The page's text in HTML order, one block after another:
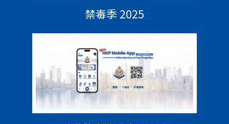
禁毒季 2025